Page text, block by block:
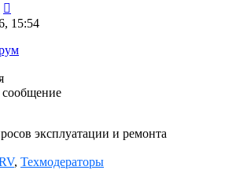
к
сообщению
15:54
эксплуатации и ремонта
, Техмодераторы